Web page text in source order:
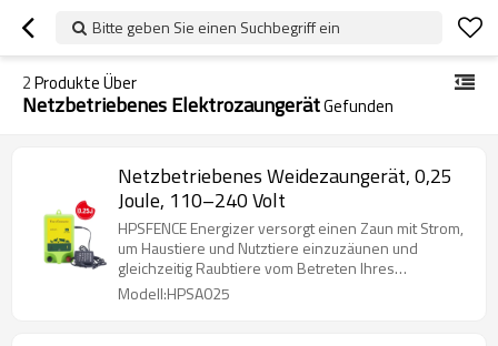
Bitte geben Sie einen Suchbegriff ein
2Produkte Über
Netzbetriebenes ElektrozaungerätGefunden
Netzbetriebenes Weidezaungerät, 0,25
Joule, 110–240 Volt
HPSFENCE Energizer versorgt einen Zaun mit Strom,
um Haustiere und Nutztiere einzuzäunen und
gleichzeitig Raubtiere vom Betreten Ihres
Grundstücks abzuhalten.
Modell:HPSA025